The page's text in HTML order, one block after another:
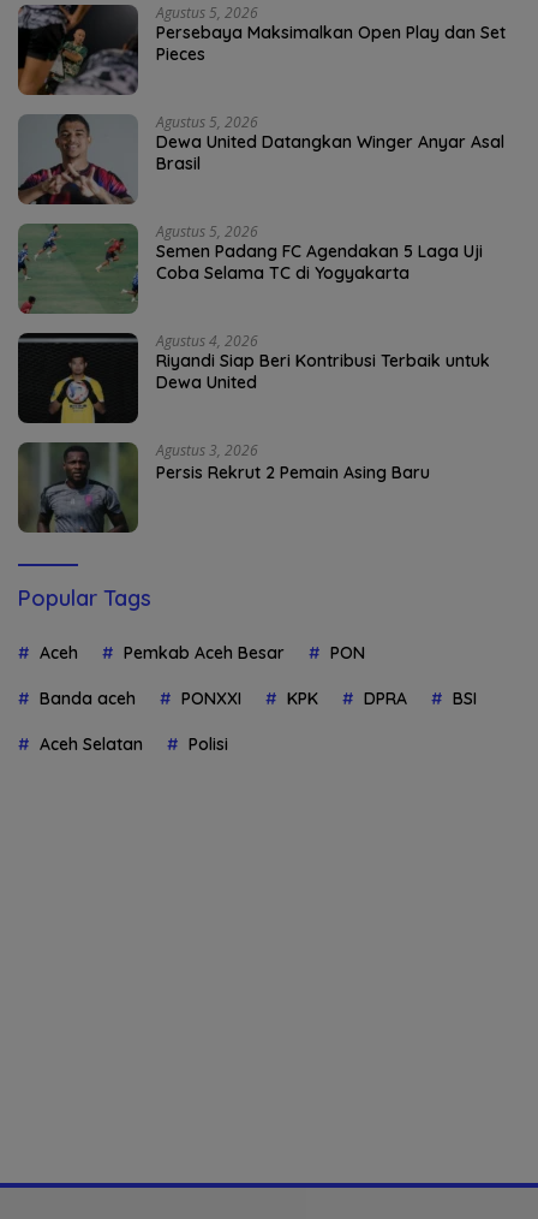
Agustus 5, 2026
Persebaya Maksimalkan Open Play dan Set
Pieces
Agustus 5, 2026
Dewa United Datangkan Winger Anyar Asal
Brasil
Agustus 5, 2026
Semen Padang FC Agendakan 5 Laga Uji
Coba Selama TC di Yogyakarta
Agustus 4, 2026
Riyandi Siap Beri Kontribusi Terbaik untuk
Dewa United
Agustus 3, 2026
Persis Rekrut 2 Pemain Asing Baru
Popular Tags
Aceh Pemkab Aceh Besar PON
Banda aceh PONXXI KPK DPRA BSI
Aceh Selatan Polisi